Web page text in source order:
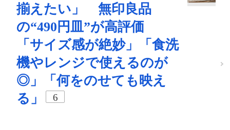
揃えたい」 無印良品
の“490円皿”が高評価
「サイズ感が絶妙」「食洗
機やレンジで使えるのが
◎」「何をのせても映え
る」
6